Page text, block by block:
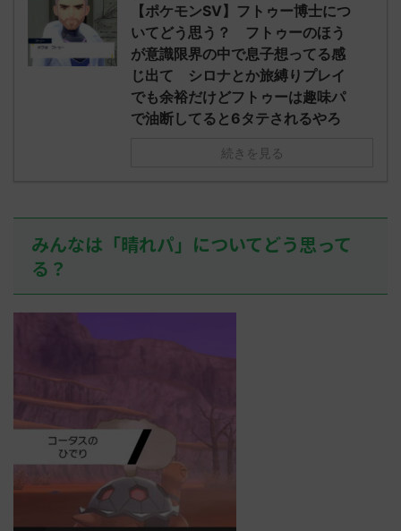
ただダグト
れたウミト
ん0702
た！ (ﾜｯﾁ
01:07:00.69ID:oUI00NrJ0 エクスレ
ッグヘルムかっこいいから助かる 名
無しさん0971 0971 名無しさん、君に
決めた！ (ﾜｯﾁｮｲW b524-NwUu)
2023/06/28(水 ...
2023/06/
え忘れたガ
たラウドボ
しさん0624
決めた！ (ﾜ
【ポケモンSV】フトゥー博士につ
いてどう思う？ フトゥーのほう
が意識限界の中で息子想ってる感
じ出て シロナとか旅縛りプレイ
でも余裕だけどフトゥーは趣味パ
で油断してると6タテされるやろ
続きを見る
みんなは「晴れパ」についてどう思って
る？